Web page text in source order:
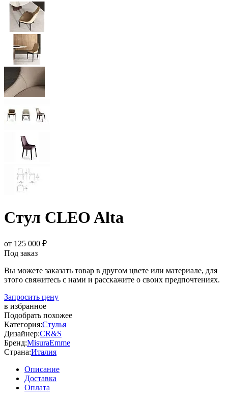
Стул CLEO Alta
от 125 000 ₽
Под заказ
Вы можете заказать товар в другом цвете или материале, для
этого свяжитесь с нами и расскажите о своих предпочтениях.
Запросить цену
в избранное
Подобрать похожее
Категория:Стулья
Дизайнер:CR&S
Бренд:MisuraEmme
Страна:Италия
Описание
Доставка
Оплата